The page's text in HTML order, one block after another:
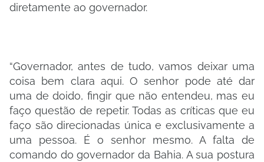
diretamente ao governador.
“Governador, antes de tudo, vamos deixar uma
coisa bem clara aqui. O senhor pode até dar
uma de doido, fingir que não entendeu, mas eu
faço questão de repetir. Todas as críticas que eu
faço são direcionadas única e exclusivamente a
uma pessoa. É o senhor mesmo. A falta de
comando do governador da Bahia. A sua postura